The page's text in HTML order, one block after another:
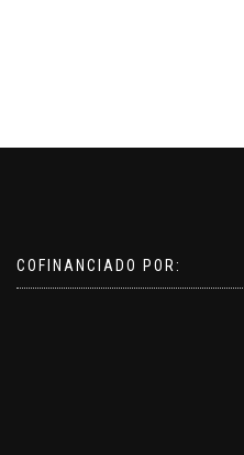
COFINANCIADO POR: